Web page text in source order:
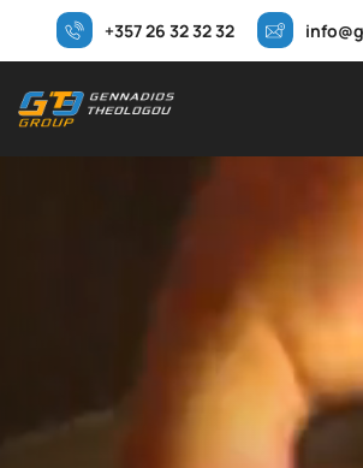
+357 26 32 32 32